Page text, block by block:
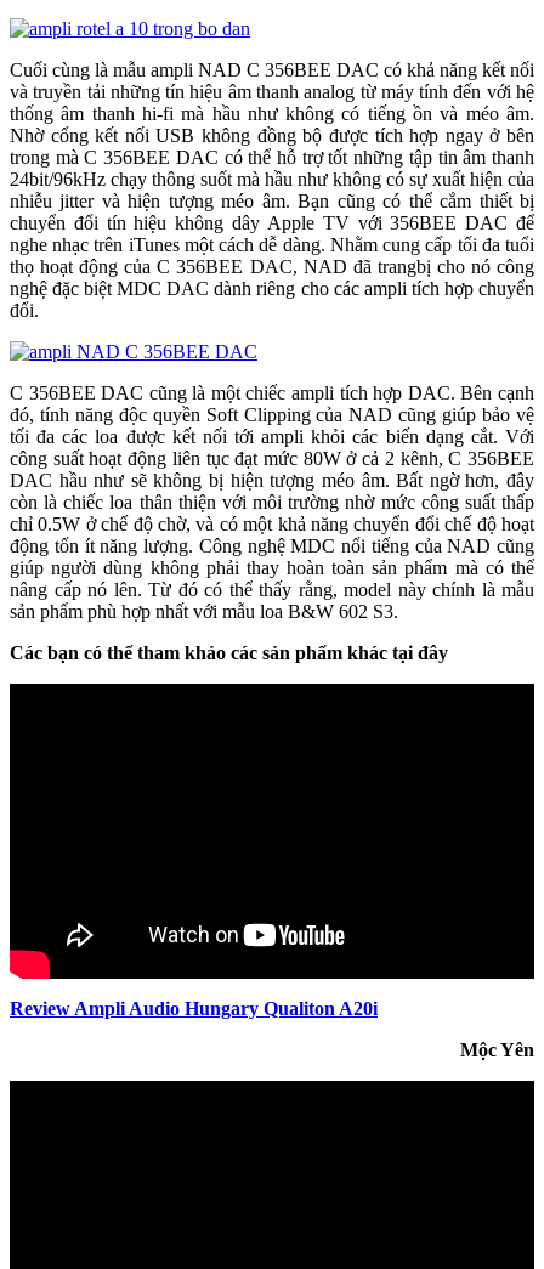
Cuối cùng là mẫu ampli NAD C 356BEE DAC có khả năng kết nối
và truyền tải những tín hiệu âm thanh analog từ máy tính đến với hệ
thống âm thanh hi-fi mà hầu như không có tiếng ồn và méo âm.
Nhờ cổng kết nối USB không đồng bộ được tích hợp ngay ở bên
trong mà C 356BEE DAC có thể hỗ trợ tốt những tập tin âm thanh
24bit/96kHz chạy thông suốt mà hầu như không có sự xuất hiện của
nhiễu jitter và hiện tượng méo âm. Bạn cũng có thể cắm thiết bị
chuyển đổi tín hiệu không dây Apple TV với 356BEE DAC để
nghe nhạc trên iTunes một cách dễ dàng. Nhằm cung cấp tối đa tuổi
thọ hoạt động của C 356BEE DAC, NAD đã trangbị cho nó công
nghệ đặc biệt MDC DAC dành riêng cho các ampli tích hợp chuyển
đổi.
C 356BEE DAC cũng là một chiếc ampli tích hợp DAC. Bên cạnh
đó, tính năng độc quyền Soft Clipping của NAD cũng giúp bảo vệ
tối đa các loa được kết nối tới ampli khỏi các biến dạng cắt. Với
công suất hoạt động liên tục đạt mức 80W ở cả 2 kênh, C 356BEE
DAC hầu như sẽ không bị hiện tượng méo âm. Bất ngờ hơn, đây
còn là chiếc loa thân thiện với môi trường nhờ mức công suất thấp
chỉ 0.5W ở chế độ chờ, và có một khả năng chuyển đổi chế độ hoạt
động tốn ít năng lượng. Công nghệ MDC nổi tiếng của NAD cũng
giúp người dùng không phải thay hoàn toàn sản phẩm mà có thể
nâng cấp nó lên. Từ đó có thể thấy rằng, model này chính là mẫu
sản phẩm phù hợp nhất với mẫu loa B&W 602 S3.
Các bạn có thể tham khảo các sản phẩm khác tại đây
Review Ampli Audio Hungary Qualiton A20i
Mộc Yên